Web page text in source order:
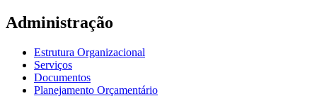
Administração
Estrutura Organizacional
Serviços
Documentos
Planejamento Orçamentário